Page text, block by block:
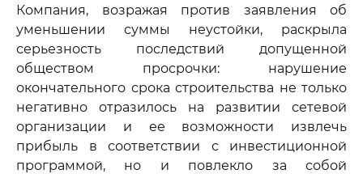
Компания, возражая против заявления об
уменьшении суммы неустойки, раскрыла
серьезность последствий допущенной
обществом просрочки: нарушение
окончательного срока строительства не только
негативно отразилось на развитии сетевой
организации и ее возможности извлечь
прибыль в соответствии с инвестиционной
программой, но и повлекло за собой